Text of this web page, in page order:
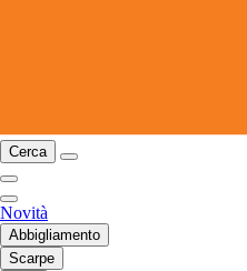
Cerca
Novità
Abbigliamento
Scarpe